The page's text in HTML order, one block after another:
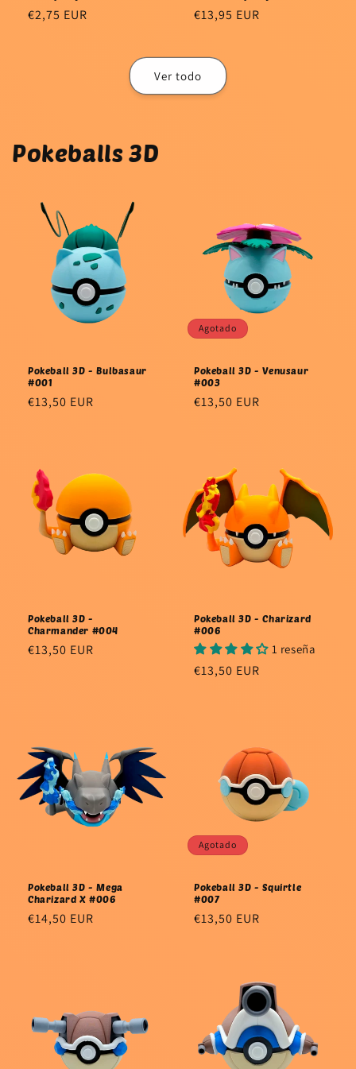
Precio
€2,75 EUR
Precio
€13,95 EUR
Ver todo
Pokeballs 3D
Pokeball 3D - Bulbasaur
#001
Precio
€13,50 EUR
Agotado
Pokeball 3D - Venusaur
#003
Precio
€13,50 EUR
Pokeball 3D -
Charmander #004
Precio
€13,50 EUR
Pokeball 3D - Charizard
#006
1 reseña
Precio
€13,50 EUR
Pokeball 3D - Mega
Charizard X #006
Precio
€14,50 EUR
Agotado
Pokeball 3D - Squirtle
#007
Precio
€13,50 EUR